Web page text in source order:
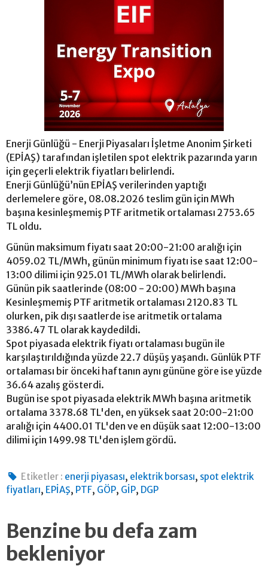
Enerji Günlüğü - Enerji Piyasaları İşletme Anonim Şirketi
(EPİAŞ) tarafından işletilen spot elektrik pazarında yarın
için geçerli elektrik fiyatları belirlendi.
Enerji Günlüğü’nün EPİAŞ verilerinden yaptığı
derlemelere göre, 08.08.2026 teslim gün için MWh
başına kesinleşmemiş PTF aritmetik ortalaması 2753.65
TL oldu.
Günün maksimum fiyatı saat 20:00-21:00 aralığı için
4059.02 TL/MWh, günün minimum fiyatı ise saat 12:00-
13:00 dilimi için 925.01 TL/MWh olarak belirlendi.
Günün pik saatlerinde (08:00 - 20:00) MWh başına
Kesinleşmemiş PTF aritmetik ortalaması 2120.83 TL
olurken, pik dışı saatlerde ise aritmetik ortalama
3386.47 TL olarak kaydedildi.
Spot piyasada elektrik fiyatı ortalaması bugün ile
karşılaştırıldığında yüzde 22.7 düşüş yaşandı. Günlük PTF
ortalaması bir önceki haftanın aynı gününe göre ise yüzde
36.64 azalış gösterdi.
Bugün ise spot piyasada elektrik MWh başına aritmetik
ortalama 3378.68 TL'den, en yüksek saat 20:00-21:00
aralığı için 4400.01 TL'den ve en düşük saat 12:00-13:00
dilimi için 1499.98 TL'den işlem gördü.
Etiketler : enerji piyasası, elektrik borsası, spot elektrik
fiyatları, EPİAŞ, PTF, GÖP, GİP, DGP
Benzine bu defa zam
bekleniyor